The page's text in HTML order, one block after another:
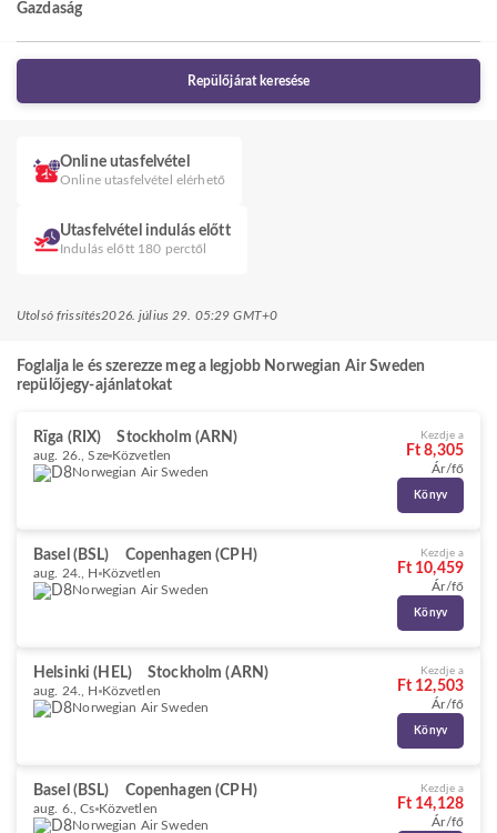
Gazdaság
Repülőjárat keresése
Online utasfelvétel
Online utasfelvétel elérhető
Utasfelvétel indulás előtt
Indulás előtt 180 perctől
Utolsó frissítés2026. július 29. 05:29 GMT+0
Foglalja le és szerezze meg a legjobb Norwegian Air Sweden
repülőjegy-ajánlatokat
Rīga (RIX) Stockholm (ARN)
aug. 26., Sze Közvetlen
Norwegian Air Sweden
Kezdje a
Ft 8,305
Ár/fő
Könyv
Basel (BSL) Copenhagen (CPH)
aug. 24., H Közvetlen
Norwegian Air Sweden
Kezdje a
Ft 10,459
Ár/fő
Könyv
Helsinki (HEL) Stockholm (ARN)
aug. 24., H Közvetlen
Norwegian Air Sweden
Kezdje a
Ft 12,503
Ár/fő
Könyv
Basel (BSL) Copenhagen (CPH)
aug. 6., Cs Közvetlen
Norwegian Air Sweden
Kezdje a
Ft 14,128
Ár/fő